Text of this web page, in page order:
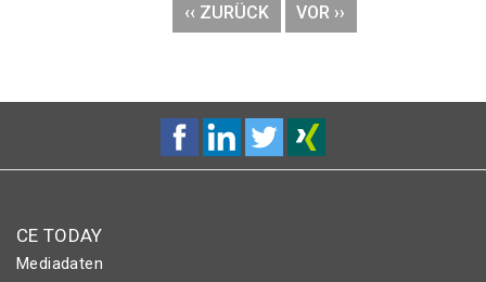
VORHERIGE
SEITE
‹‹ ZURÜCK
NÄCHSTE
SEITE
VOR ››
CE TODAY
Mediadaten